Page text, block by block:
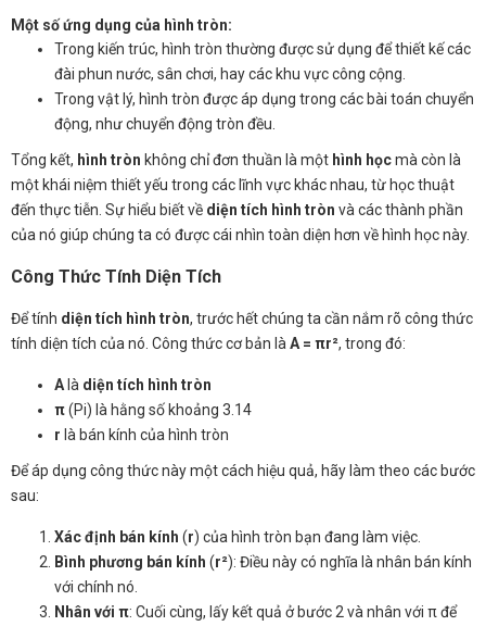
Một số ứng dụng của hình tròn:
Trong kiến trúc, hình tròn thường được sử dụng để thiết kế các
đài phun nước, sân chơi, hay các khu vực công cộng.
Trong vật lý, hình tròn được áp dụng trong các bài toán chuyển
động, như chuyển động tròn đều.
Tổng kết, hình tròn không chỉ đơn thuần là một hình họcmà còn là
một khái niệm thiết yếu trong các lĩnh vực khác nhau, từ học thuật
đến thực tiễn. Sự hiểu biết về diện tích hình tròn và các thành phần
của nó giúp chúng ta có được cái nhìn toàn diện hơn về hình học này.
Công Thức Tính Diện Tích
Để tính diện tích hình tròn, trước hết chúng ta cần nắm rõ công thức
tính diện tích của nó. Công thức cơ bản là A = πr², trong đó:
A là diện tích hình tròn
π(Pi) là hằng số khoảng 3.14
r là bán kính của hình tròn
Để áp dụng công thức này một cách hiệu quả, hãy làm theo các bước
sau:
Xác định bán kính (r) của hình tròn bạn đang làm việc.
Bình phương bán kính (r²): Điều này có nghĩa là nhân bán kính
với chính nó.
Nhân với π: Cuối cùng, lấy kết quả ở bước 2 và nhân với π để